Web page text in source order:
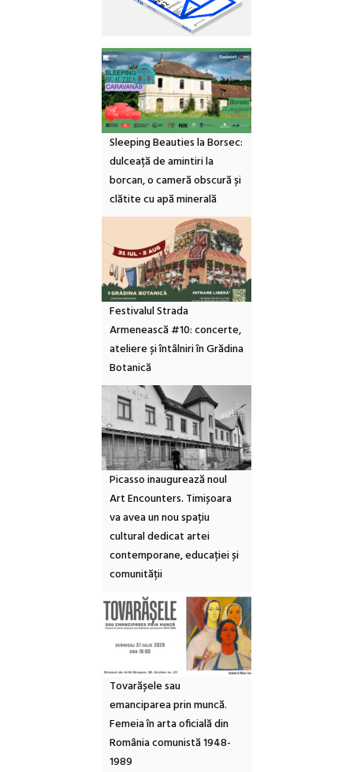
Sleeping Beauties la Borsec:
dulceață de amintiri la
borcan, o cameră obscură și
clătite cu apă minerală
Festivalul Strada
Armenească #10: concerte,
ateliere și întâlniri în Grădina
Botanică
Picasso inaugurează noul
Art Encounters. Timișoara
va avea un nou spațiu
cultural dedicat artei
contemporane, educației și
comunității
Tovarășele sau
emanciparea prin muncă.
Femeia în arta oficială din
România comunistă 1948-
1989